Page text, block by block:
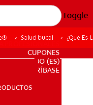
Toggle
PROFESIONALES
CUPONES
DO (ES)
SUSCRÍBASE
Salud bucal ¿Qué Es